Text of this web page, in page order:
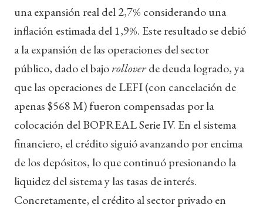
una expansión real del 2,7% considerando una
inflación estimada del 1,9%. Este resultado se debió
a la expansión de las operaciones del sector
público, dado el bajorolloverde deuda logrado, ya
que las operaciones de LEFI (con cancelación de
apenas $568 M) fueron compensadas por la
colocación del BOPREAL Serie IV. En el sistema
financiero, el crédito siguió avanzando por encima
de los depósitos, lo que continuó presionando la
liquidez del sistema y las tasas de interés.
Concretamente, el crédito al sector privado en